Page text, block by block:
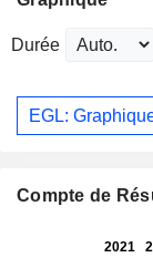
Durée
EGL:
Compte de